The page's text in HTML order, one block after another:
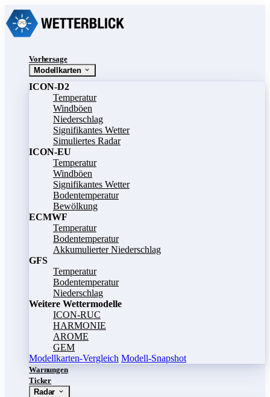
Vorhersage
Modellkarten
ICON-D2
Temperatur
Windböen
Niederschlag
Signifikantes Wetter
Simuliertes Radar
ICON-EU
Temperatur
Windböen
Signifikantes Wetter
Bodentemperatur
Bewölkung
ECMWF
Temperatur
Bodentemperatur
Akkumulierter Niederschlag
GFS
Temperatur
Bodentemperatur
Niederschlag
Weitere Wettermodelle
ICON-RUC
HARMONIE
AROME
GEM
Modellkarten-Vergleich Modell-Snapshot
Warnungen
Ticker
Radar